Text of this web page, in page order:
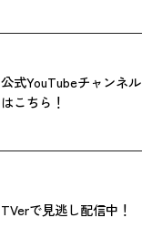
公式YouTubeチャンネル
はこちら！
TVerで見逃し配信中！